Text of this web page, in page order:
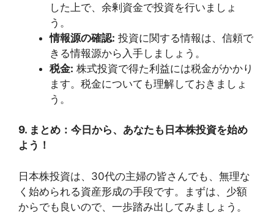
した上で、余剰資金で投資を行いましょ
う。
情報源の確認: 投資に関する情報は、信頼で
きる情報源から入手しましょう。
税金: 株式投資で得た利益には税金がかかり
ます。税金についても理解しておきましょ
う。
9. まとめ：今日から、あなたも日本株投資を始め
よう！
日本株投資は、30代の主婦の皆さんでも、無理な
く始められる資産形成の手段です。まずは、少額
からでも良いので、一歩踏み出してみましょう。